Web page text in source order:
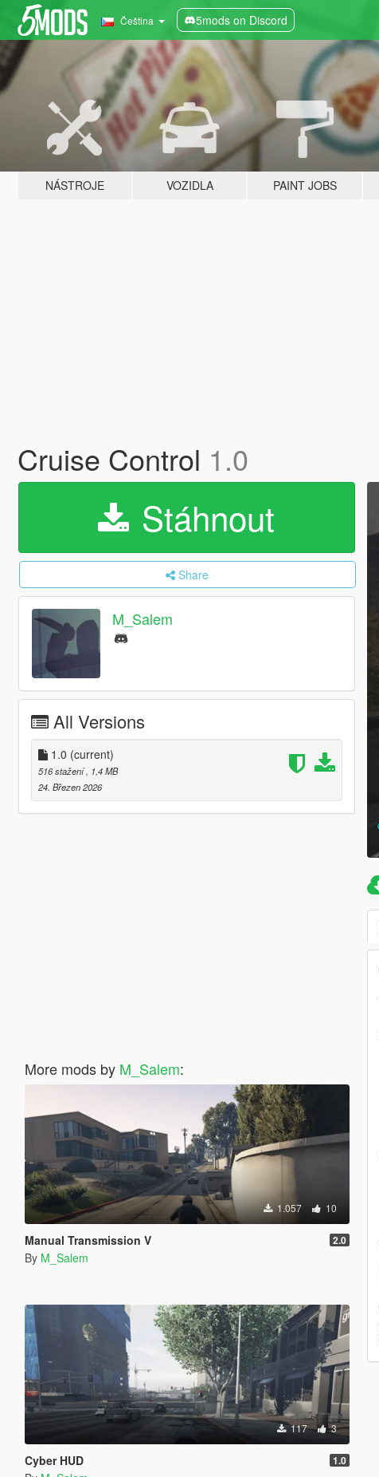
Čeština 5mods on Discord
NÁSTROJE VOZIDLA PAINT JOBS
Cruise Control 1.0
Stáhnout
Share
M_Salem
All Versions
1.0 (current)
516 stažení , 1,4 MB
24. Březen 2026
More mods by M_Salem:
1.057 10
Manual Transmission V 2.0
By M_Salem
117 3
Cyber HUD 1.0